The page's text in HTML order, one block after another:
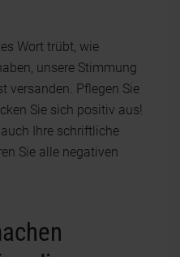
Wort trübt, wie
unsere Stimmung
versanden. Pflegen Sie
Sie sich positiv aus!
Ihre schriftliche
Sie alle negativen